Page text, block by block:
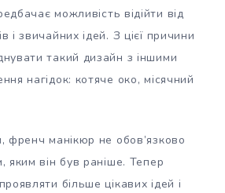
можливість відійти від
і звичайних ідей. З цієї причини
такий дизайн з іншими
нагідок: котяче око, місячний
френч манікюр не обов’язково
яким він був раніше. Тепер
більше цікавих ідей і